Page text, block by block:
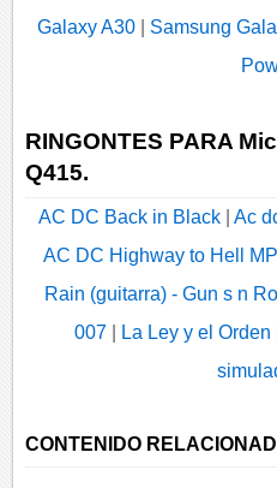
Galaxy A30
Samsung
RINGONTES PARA
Q415.
AC DC Back in Black Ac
AC DC Highway to Hell
Rain (guitarra) - Gun s n
007| La Ley y el Orden
CONTENIDO